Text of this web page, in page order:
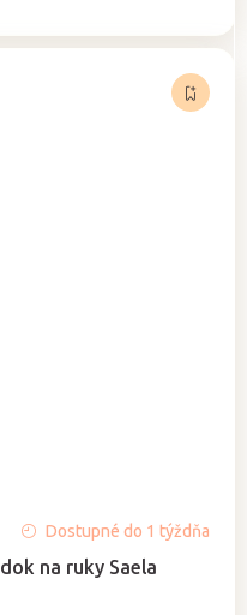
na ruky Saela
Dostupné do 1 týždňa